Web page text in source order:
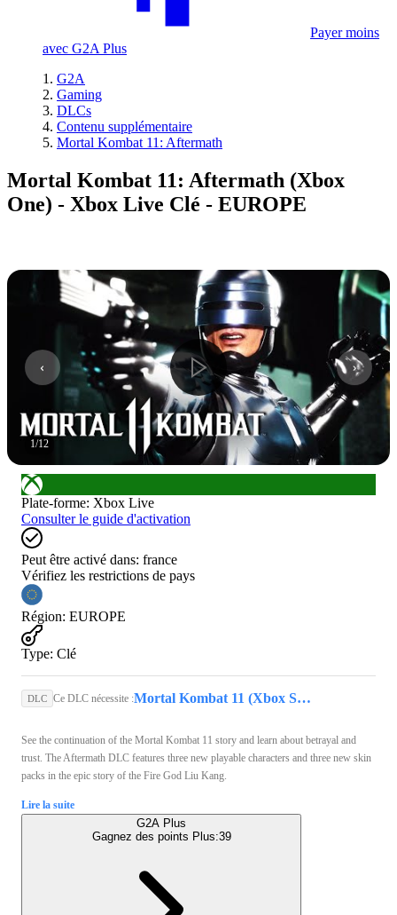
Payer moins
avec G2A Plus
G2A
Gaming
DLCs
Contenu supplémentaire
Mortal Kombat 11: Aftermath
Mortal Kombat 11: Aftermath (Xbox
One) - Xbox Live Clé - EUROPE
1/12
Plate-forme: Xbox Live
Consulter le guide d'activation
Peut être activé dans: france
Vérifiez les restrictions de pays
Région: EUROPE
Type: Clé
DLC Ce DLC nécessite : Mortal Kombat 11 (Xbox Series X/S, PC) - Xbox Live Key - EUROPE
See the continuation of the Mortal Kombat 11 story and learn about betrayal and
trust. The Aftermath DLC features three new playable characters and three new skin
packs in the epic story of the Fire God Liu Kang.
Lire la suite
G2A Plus
Gagnez des points Plus:39